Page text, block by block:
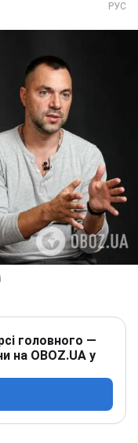
РУС
головного —
на OBOZ.UA у